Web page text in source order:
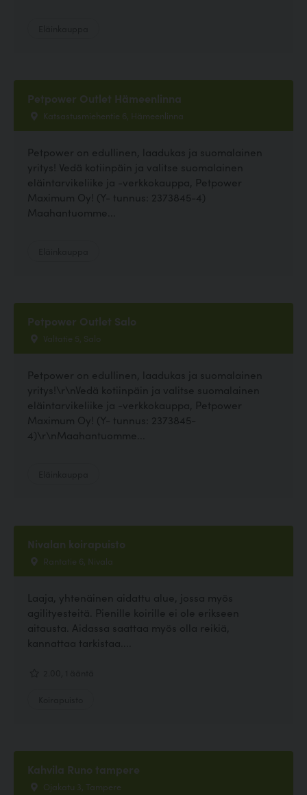
Petpower Outlet Hämeenlinna
Katsastusmiehentie 6, Hämeenlinna
Petpower on edullinen, laadukas ja suomalainen
yritys! Vedä kotiinpäin ja valitse suomalainen
eläintarvikeliike ja -verkkokauppa, Petpower
Maximum Oy! (Y- tunnus: 2373845-4)
Maahantuomme...
Petpower Outlet Salo
Valtatie 5, Salo
Petpower on edullinen, laadukas ja suomalainen
yritys!\r\nVedä kotiinpäin ja valitse suomalainen
eläintarvikeliike ja -verkkokauppa, Petpower
Maximum Oy! (Y- tunnus: 2373845-
4)\r\nMaahantuomme...
Nivalan koirapuisto
Rantatie 6, Nivala
Laaja, yhtenäinen aidattu alue, jossa myös
agilityesteitä. Pienille koirille ei ole erikseen
aitausta. Aidassa saattaa myös olla reikiä,
kannattaa tarkistaa....
Kahvila Runo tampere
Ojakatu 3, Tampere